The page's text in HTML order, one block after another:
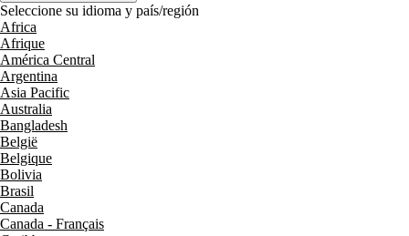
Seleccione su idioma y país/región
Africa
Afrique
América Central
Argentina
Asia Pacific
Australia
Bangladesh
België
Belgique
Bolivia
Brasil
Canada
Canada - Français